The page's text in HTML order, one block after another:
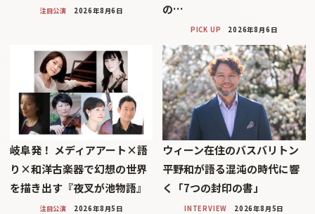
注目公演 2026年8月6日
の…
PICK UP 2026年8月6日
岐阜発！ メディアアート×語
り×和洋古楽器で幻想の世界
を描き出す『夜叉が池物語』
注目公演 2026年8月5日
ウィーン在住のバスバリトン
平野和が語る混沌の時代に響
く「7つの封印の書」
INTERVIEW 2026年8月5日